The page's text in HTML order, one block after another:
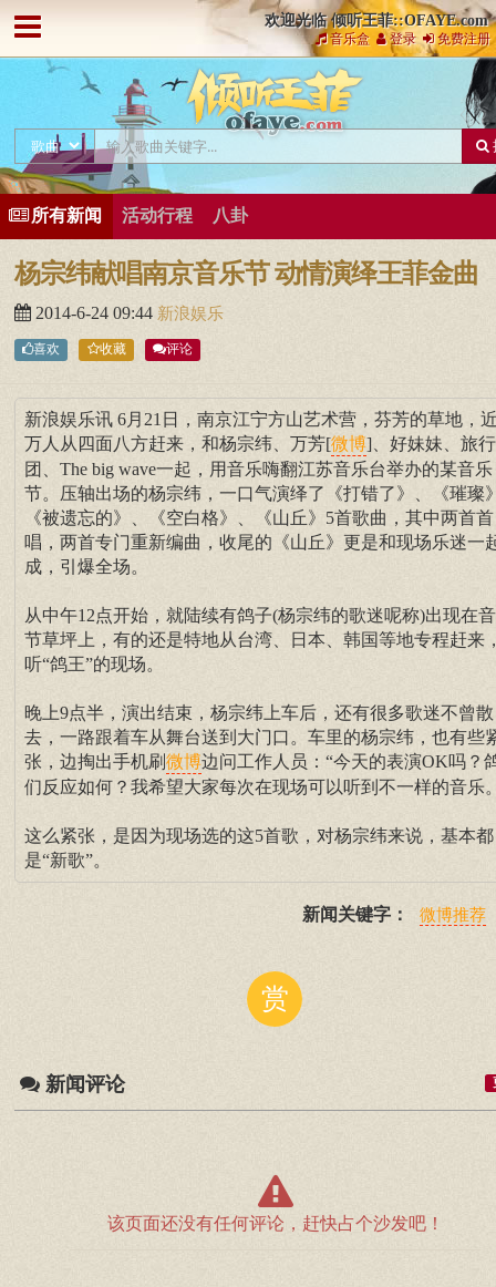
欢迎光临 倾听王菲::OFAYE.com
音乐盒 登录 免费注册
所有新闻 活动行程 八卦
杨宗纬献唱南京音乐节 动情演绎王菲金曲
2014-6-24 09:44 新浪娱乐
喜欢 收藏 评论
新浪娱乐讯 6月21日，南京江宁方山艺术营，芬芳的草地，
万人从四面八方赶来，和杨宗纬、万芳[微博]、好妹妹、旅行
团、The big wave一起，用音乐嗨翻江苏音乐台举办的某音乐
节。压轴出场的杨宗纬，一口气演绎了《打错了》、《璀璨
《被遗忘的》、《空白格》、《山丘》5首歌曲，其中两首首
唱，两首专门重新编曲，收尾的《山丘》更是和现场乐迷一
成，引爆全场。
从中午12点开始，就陆续有鸽子(杨宗纬的歌迷呢称)出现在
节草坪上，有的还是特地从台湾、日本、韩国等地专程赶来
听“鸽王”的现场。
晚上9点半，演出结束，杨宗纬上车后，还有很多歌迷不曾散
去，一路跟着车从舞台送到大门口。车里的杨宗纬，也有些
张，边掏出手机刷微博边问工作人员：“今天的表演OK吗？
们反应如何？我希望大家每次在现场可以听到不一样的音乐
这么紧张，是因为现场选的这5首歌，对杨宗纬来说，基本都
是“新歌”。
新闻关键字： 微博推荐
赏
新闻评论
该页面还没有任何评论，赶快占个沙发吧！